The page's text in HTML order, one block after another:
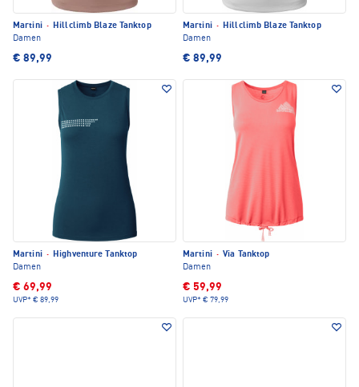
Martini · Hillclimb Blaze Tanktop
Damen
€ 89,99
Martini · Hillclimb Blaze Tanktop
Damen
€ 89,99
Martini · Highventure Tanktop
Damen
€ 69,99
UVP* € 89,99
Martini · Via Tanktop
Damen
€ 59,99
UVP* € 79,99